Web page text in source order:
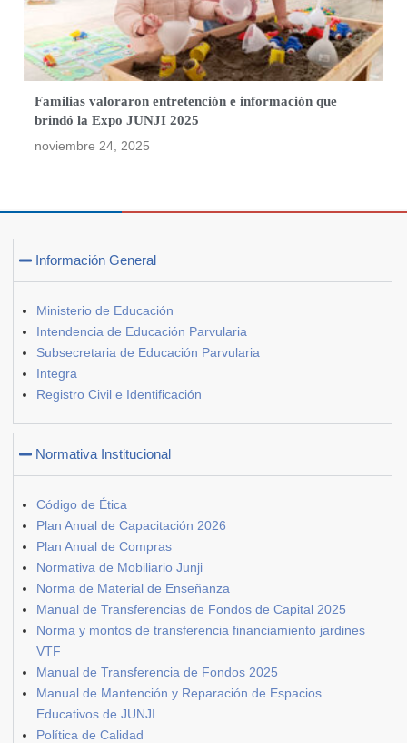
Familias valoraron entretención e información que
brindó la Expo JUNJI 2025
noviembre 24, 2025
Información General
Ministerio de Educación
Intendencia de Educación Parvularia
Subsecretaria de Educación Parvularia
Integra
Registro Civil e Identificación
Normativa Institucional
Código de Ética
Plan Anual de Capacitación 2026
Plan Anual de Compras
Normativa de Mobiliario Junji
Norma de Material de Enseñanza
Manual de Transferencias de Fondos de Capital 2025
Norma y montos de transferencia financiamiento jardines
VTF
Manual de Transferencia de Fondos 2025
Manual de Mantención y Reparación de Espacios
Educativos de JUNJI
Política de Calidad